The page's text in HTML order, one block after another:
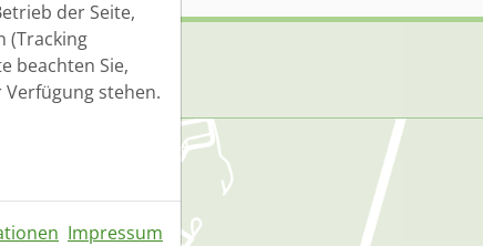
der Seite,
(Tracking
beachten Sie,
stehen.
Impressum